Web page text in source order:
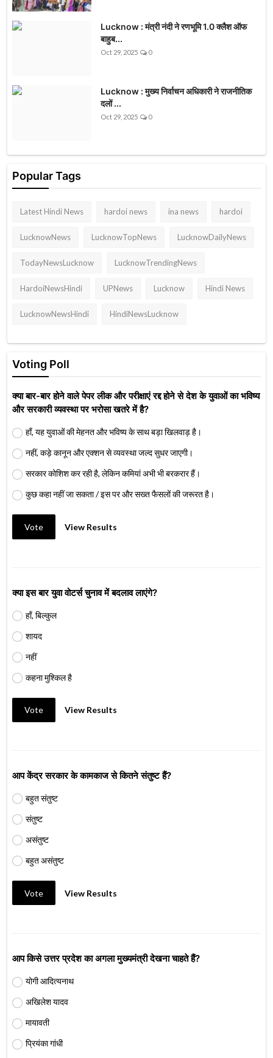
Lucknow : मंत्री नंदी ने रणभूमि 1.0 क्लैश ऑफ
बाहुब...
Oct 29, 2025 0
Lucknow : मुख्य निर्वाचन अधिकारी ने राजनीतिक
दलों ...
Oct 29, 2025 0
Popular Tags
Latest Hindi News hardoi news ina news hardoi
LucknowNews LucknowTopNews LucknowDailyNews
TodayNewsLucknow LucknowTrendingNews
HardoiNewsHindi UPNews Lucknow Hindi News
LucknowNewsHindi HindiNewsLucknow
Voting Poll
क्या बार-बार होने वाले पेपर लीक और परीक्षाएं रद्द होने से देश के युवाओं का भविष्य
और सरकारी व्यवस्था पर भरोसा खतरे में है?
हाँ, यह युवाओं की मेहनत और भविष्य के साथ बड़ा खिलवाड़ है।
नहीं, कड़े कानून और एक्शन से व्यवस्था जल्द सुधर जाएगी।
सरकार कोशिश कर रही है, लेकिन कमियां अभी भी बरकरार हैं।
कुछ कहा नहीं जा सकता / इस पर और सख्त फैसलों की जरूरत है।
Vote View Results
क्या इस बार युवा वोटर्स चुनाव में बदलाव लाएंगे?
हाँ, बिल्कुल
शायद
नहीं
कहना मुश्किल है
Vote View Results
आप केंद्र सरकार के कामकाज से कितने संतुष्ट हैं?
बहुत संतुष्ट
संतुष्ट
असंतुष्ट
बहुत असंतुष्ट
Vote View Results
आप किसे उत्तर प्रदेश का अगला मुख्यमंत्री देखना चाहते हैं?
योगी आदित्यनाथ
अखिलेश यादव
मायावती
प्रियंका गांधी